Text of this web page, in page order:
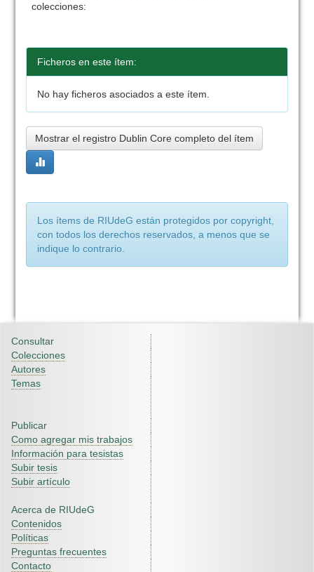
colecciones:
Ficheros en este ítem:
No hay ficheros asociados a este ítem.
Mostrar el registro Dublin Core completo del ítem
Los ítems de RIUdeG están protegidos por copyright,
con todos los derechos reservados, a menos que se
indique lo contrario.
Consultar
Colecciones
Autores
Temas
Publicar
Como agregar mis trabajos
Información para tesistas
Subir tesis
Subir artículo
Acerca de RIUdeG
Contenidos
Políticas
Preguntas frecuentes
Contacto